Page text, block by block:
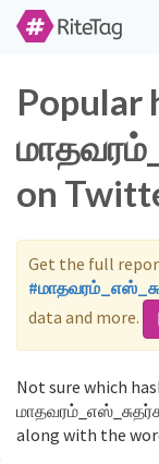
Popular
on
Get the full
data and more.
Not sure which
along with the